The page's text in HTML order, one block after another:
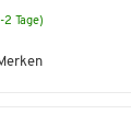
2 Tage)